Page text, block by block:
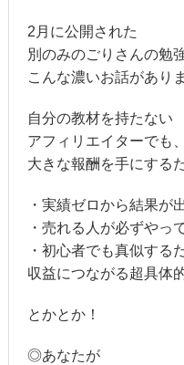
2月に公開された
別のみのごりさんの勉
こんな濃いお話があり
自分の教材を持たない
アフィリエイターでも、
大きな報酬を手にする
・実績ゼロから結果が
・売れる人が必ずやっ
・初心者でも真似する
収益につながる超具体
とかとか！
◎あなたが